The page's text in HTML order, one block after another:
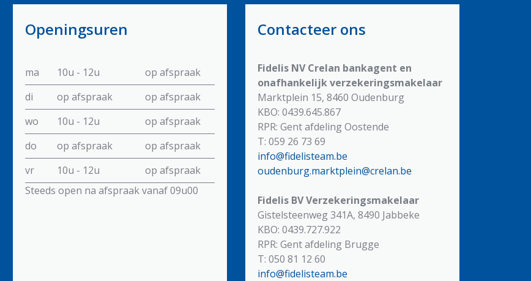
Openingsuren
ma 10u - 12u
op afspraak
di
op afspraak
op afspraak
wo
10u - 12u
op afspraak
do
op afspraak
op afspraak
vr
10u - 12u
op afspraak
Steeds open na afspraak vanaf 09u00
Contacteer ons
Fidelis NV Crelan bankagent en
onafhankelijk verzekeringsmakelaar
Marktplein 15, 8460 Oudenburg
KBO: 0439.645.867
RPR: Gent afdeling Oostende
T: 059 26 73 69
info@fidelisteam.be
oudenburg.marktplein@crelan.be
Fidelis BVVerzekeringsmakelaar
Gistelsteenweg 341A, 8490 Jabbeke
KBO: 0439.727.922
RPR: Gent afdeling Brugge
T: 050 81 12 60
info@fidelisteam.be